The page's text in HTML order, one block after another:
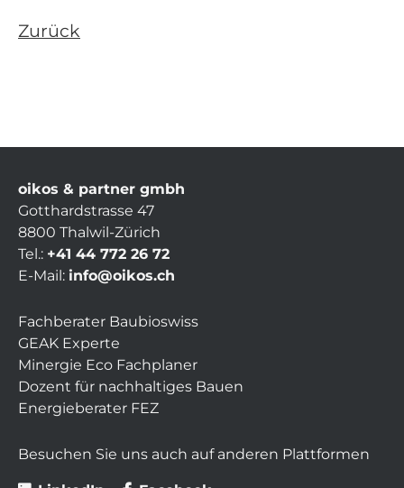
Zurück
oikos & partner gmbh
Gotthardstrasse 47
8800 Thalwil-Zürich
Tel.: +41 44 772 26 72
E-Mail: info@oikos.ch
Fachberater Baubioswiss
GEAK Experte
Minergie Eco Fachplaner
Dozent für nachhaltiges Bauen
Energieberater FEZ
Besuchen Sie uns auch auf anderen Plattformen